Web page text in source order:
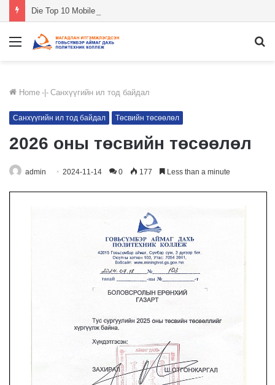
Die Top 10 Mobile Casino Apps mit Echtgeld Spielen 2026
Menu
Home -|- Санхүүгийн ил тод байдал
Санхүүгийн ил тод байдал Төсвийн төсөөлөл
2026 оны төсвийн төсөөлөл
admin 2024-11-14 0 177 Less than a minute